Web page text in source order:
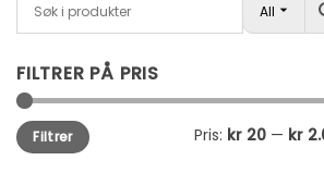
All
FILTRER PÅ PRIS
Min.
pris
Makspris
Filtrer Pris: kr 20 — kr